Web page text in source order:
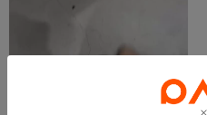
【使ってない人、正直損してます】